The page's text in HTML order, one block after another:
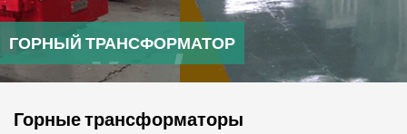
ГОРНЫЙ ТРАНСФОРМАТОР
Горные трансформаторы